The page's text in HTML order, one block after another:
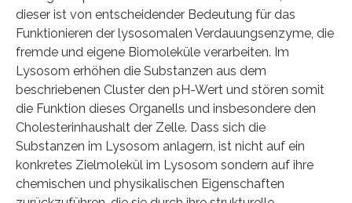
dieser ist von entscheidender Bedeutung für das
Funktionieren der lysosomalen Verdauungsenzyme, die
fremde und eigene Biomoleküle verarbeiten. Im
Lysosom erhöhen die Substanzen aus dem
beschriebenen Cluster den pH-Wert und stören somit
die Funktion dieses Organells und insbesondere den
Cholesterinhaushalt der Zelle. Dass sich die
Substanzen im Lysosom anlagern, ist nicht auf ein
konkretes Zielmolekül im Lysosom sondern auf ihre
chemischen und physikalischen Eigenschaften